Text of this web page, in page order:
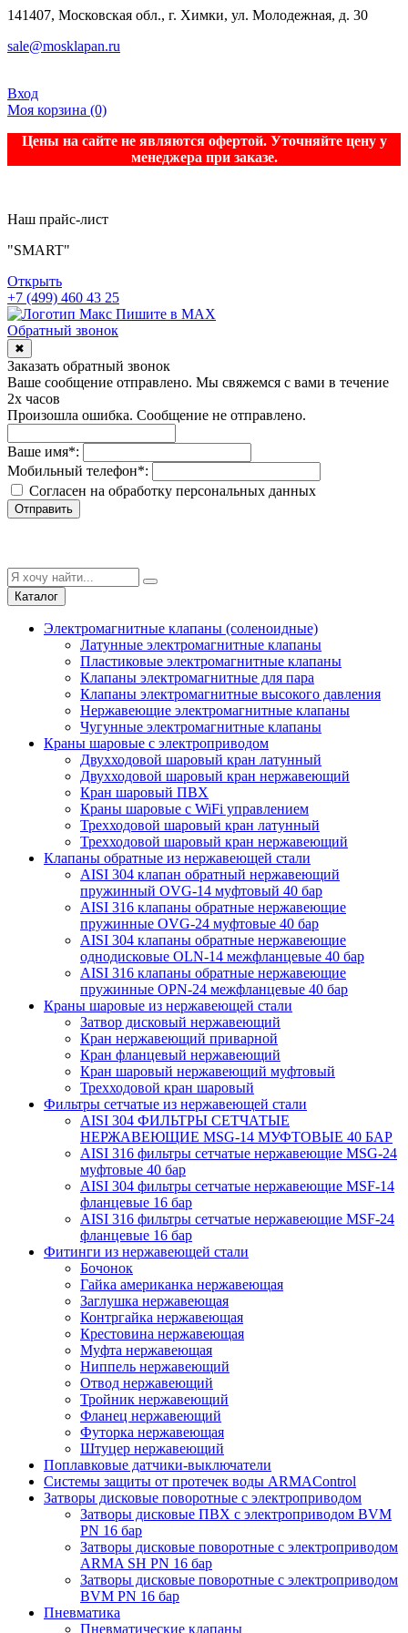
141407, Московская обл., г. Химки, ул. Молодежная, д. 30
sale@mosklapan.ru
Вход
Моя корзина (0)
Цены на сайте не являются офертой. Уточняйте цену у
менеджера при заказе.
Наш прайс-лист
"SMART"
Открыть
+7 (499) 460 43 25
Пишите в MAX
Обратный звонок
✖
Заказать обратный звонок
Ваше сообщение отправлено. Мы свяжемся с вами в течение
2х часов
Произошла ошибка. Сообщение не отправлено.
Ваше имя*:
Мобильный телефон*:
Согласен на обработку персональныx данных
Отправить
Каталог
Электромагнитные клапаны (соленоидные)
Латунные электромагнитные клапаны
Пластиковые электромагнитные клапаны
Клапаны электромагнитные для пара
Клапаны электромагнитные высокого давления
Нержавеющие электромагнитные клапаны
Чугунные электромагнитные клапаны
Краны шаровые с электроприводом
Двухходовой шаровый кран латунный
Двухходовой шаровый кран нержавеющий
Кран шаровый ПВХ
Краны шаровые с WiFi управлением
Трехходовой шаровый кран латунный
Трехходовой шаровый кран нержавеющий
Клапаны обратные из нержавеющей стали
AISI 304 клапан обратный нержавеющий
пружинный OVG-14 муфтовый 40 бар
AISI 316 клапаны обратные нержавеющие
пружинные OVG-24 муфтовые 40 бар
AISI 304 клапаны обратные нержавеющие
однодисковые OLN-14 межфланцевые 40 бар
AISI 316 клапаны обратные нержавеющие
пружинные OPN-24 межфланцевые 40 бар
Краны шаровые из нержавеющей стали
Затвор дисковый нержавеющий
Кран нержавеющий приварной
Кран фланцевый нержавеющий
Кран шаровый нержавеющий муфтовый
Трехходовой кран шаровый
Фильтры сетчатые из нержавеющей стали
AISI 304 ФИЛЬТРЫ СЕТЧАТЫЕ
НЕРЖАВЕЮЩИЕ MSG-14 МУФТОВЫЕ 40 БАР
AISI 316 фильтры сетчатые нержавеющие MSG-24
муфтовые 40 бар
AISI 304 фильтры сетчатые нержавеющие MSF-14
фланцевые 16 бар
AISI 316 фильтры сетчатые нержавеющие MSF-24
фланцевые 16 бар
Фитинги из нержавеющей стали
Бочонок
Гайка американка нержавеющая
Заглушка нержавеющая
Контргайка нержавеющая
Крестовина нержавеющая
Муфта нержавеющая
Ниппель нержавеющий
Отвод нержавеющий
Тройник нержавеющий
Фланец нержавеющий
Футорка нержавеющая
Штуцер нержавеющий
Поплавковые датчики-выключатели
Системы защиты от протечек воды ARMAControl
Затворы дисковые поворотные с электроприводом
Затворы дисковые ПВХ с электроприводом BVM
PN 16 бар
Затворы дисковые поворотные с электроприводом
ARMA SH PN 16 бар
Затворы дисковые поворотные с электроприводом
BVM PN 16 бар
Пневматика
Пневматические клапаны